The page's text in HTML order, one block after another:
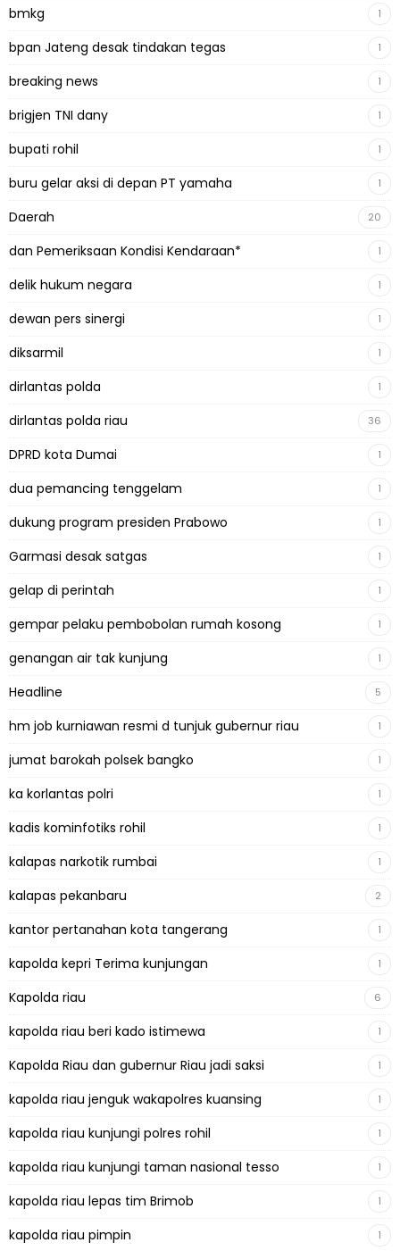
bmkg 1
bpan Jateng desak tindakan tegas 1
breaking news 1
brigjen TNI dany 1
bupati rohil 1
buru gelar aksi di depan PT yamaha 1
Daerah 20
dan Pemeriksaan Kondisi Kendaraan* 1
delik hukum negara 1
dewan pers sinergi 1
diksarmil 1
dirlantas polda 1
dirlantas polda riau 36
DPRD kota Dumai 1
dua pemancing tenggelam 1
dukung program presiden Prabowo 1
Garmasi desak satgas 1
gelap di perintah 1
gempar pelaku pembobolan rumah kosong 1
genangan air tak kunjung 1
Headline 5
hm job kurniawan resmi d tunjuk gubernur riau 1
jumat barokah polsek bangko 1
ka korlantas polri 1
kadis kominfotiks rohil 1
kalapas narkotik rumbai 1
kalapas pekanbaru 2
kantor pertanahan kota tangerang 1
kapolda kepri Terima kunjungan 1
Kapolda riau 6
kapolda riau beri kado istimewa 1
Kapolda Riau dan gubernur Riau jadi saksi 1
kapolda riau jenguk wakapolres kuansing 1
kapolda riau kunjungi polres rohil 1
kapolda riau kunjungi taman nasional tesso 1
kapolda riau lepas tim Brimob 1
kapolda riau pimpin 1